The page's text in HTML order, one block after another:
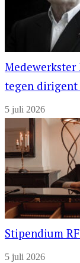
tegen dirigent
5 juli 2026
Stipendium
5 juli 2026